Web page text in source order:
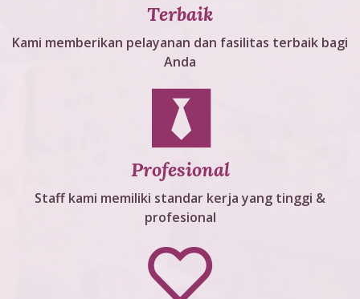
Terbaik
Kami memberikan pelayanan dan fasilitas terbaik bagi
Anda
Profesional
Staff kami memiliki standar kerja yang tinggi &
profesional